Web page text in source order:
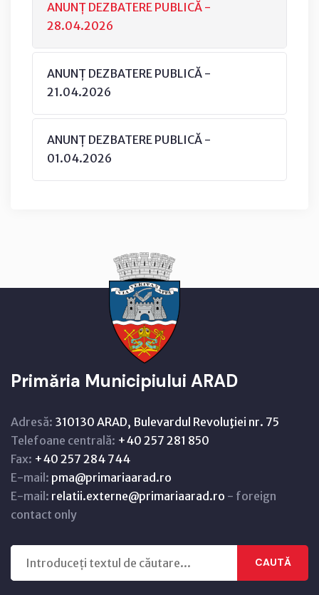
ANUNȚ DEZBATERE PUBLICĂ -
28.04.2026
ANUNȚ DEZBATERE PUBLICĂ -
21.04.2026
ANUNȚ DEZBATERE PUBLICĂ -
01.04.2026
Primăria Municipiului ARAD
Adresă: 310130 ARAD, Bulevardul Revoluţiei nr. 75
Telefoane centrală: +40 257 281 850
Fax: +40 257 284 744
E-mail: pma@primariaarad.ro
E-mail: relatii.externe@primariaarad.ro - foreign
contact only
CAUTĂ